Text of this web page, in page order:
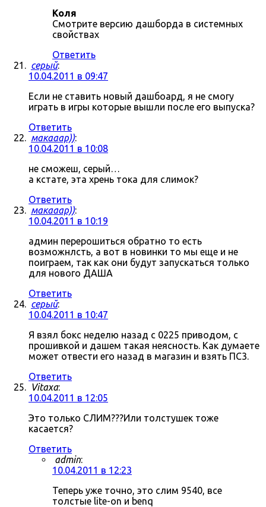
Коля
Смотрите версию дашборда в системных
свойствах
Ответить
серый:
10.04.2011 в 09:47
Если не ставить новый дашбоард, я не смогу
играть в игры которые вышли после его выпуска?
Ответить
макааар)):
10.04.2011 в 10:08
не сможеш, серый…
а кстате, эта хрень тока для слимок?
Ответить
макааар)):
10.04.2011 в 10:19
админ перерошиться обратно то есть
возможнлсть, а вот в новинки то мы еще и не
поиграем, так как они будут запускаться только
для нового ДАША
Ответить
серый:
10.04.2011 в 10:47
Я взял бокс неделю назад с 0225 приводом, с
прошивкой и дашем такая неясность. Как думаете
может отвести его назад в магазин и взять ПС3.
Ответить
Vitaxa:
10.04.2011 в 12:05
Это только СЛИМ???Или толстушек тоже
касается?
Ответить
admin:
10.04.2011 в 12:23
Теперь уже точно, это слим 9540, все
толстые lite-on и benq